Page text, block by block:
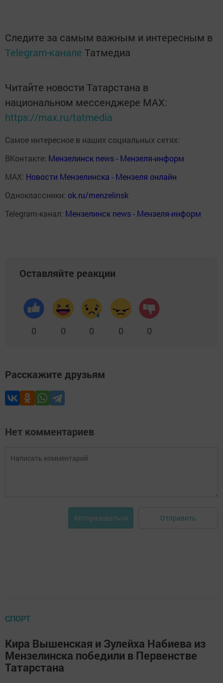
Следите за самым важным и интересным в
Telegram-канале Татмедиа
Читайте новости Татарстана в
национальном мессенджере MАХ:
https://max.ru/tatmedia
Самое интересное в наших социальных сетях:
ВКонтакте: Мензелинск news - Мензеля-информ
MAX: Новости Мензелинска - Мензеля онлайн
Одноклассники: ok.ru/menzelinsk
Telegram-канал: Мензелинск news - Мензеля-информ
Оставляйте реакции
0 0 0 0 0
Расскажите друзьям
Нет комментариев
Авторизоваться Отправить
СПОРТ
Кира Вышенская и Зулейха Набиева из
Мензелинска победили в Первенстве
Татарстана